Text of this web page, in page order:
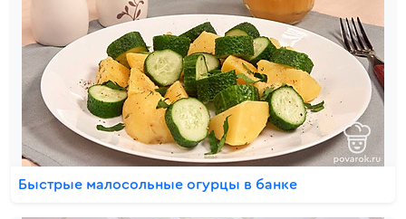
Быстрые малосольные огурцы в банке